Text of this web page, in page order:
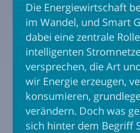
Die Energiewirtschaft
im Wandel, und Smart
dabei eine zentrale
intelligenten
versprechen, die Art
wir Energie erzeugen,
konsumieren,
verändern. Doch was
sich hinter dem Begriff